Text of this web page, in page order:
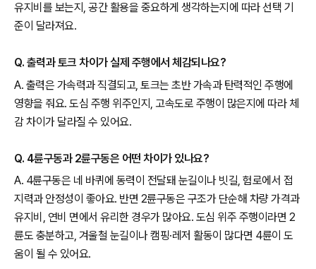
유지비를 보는지, 공간 활용을 중요하게 생각하는지에 따라 선택 기
준이 달라져요.
Q. 출력과 토크 차이가 실제 주행에서 체감되나요?
A. 출력은 가속력과 직결되고, 토크는 초반 가속과 탄력적인 주행에
영향을 줘요. 도심 주행 위주인지, 고속도로 주행이 많은지에 따라 체
감 차이가 달라질 수 있어요.
Q. 4륜구동과 2륜구동은 어떤 차이가 있나요?
A. 4륜구동은 네 바퀴에 동력이 전달돼 눈길이나 빗길, 험로에서 접
지력과 안정성이 좋아요. 반면 2륜구동은 구조가 단순해 차량 가격과
유지비, 연비 면에서 유리한 경우가 많아요. 도심 위주 주행이라면 2
륜도 충분하고, 겨울철 눈길이나 캠핑·레저 활동이 많다면 4륜이 도
움이 될 수 있어요.